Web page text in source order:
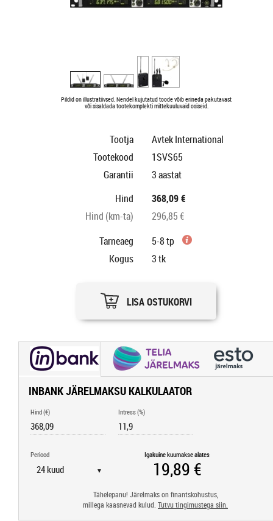
Pildid on illustratiivsed. Nendel kujutatud toode võib erineda pakutavast
või sisaldada tootekomplekti mittekuuluvaid osiseid.
Tootja
Avtek International
Tootekood
1SVS65
Garantii
3 aastat
Hind
368,09 €
Hind (km-ta)
296,85 €
Tarneaeg
5-8 tp
Kogus
3tk
LISA OSTUKORVI
INBANK JÄRELMAKSU KALKULAATOR
Hind (€) Intress (%)
Periood
▼
Igakuine kuumakse alates
Tähelepanu! Järelmaks on finantskohustus,
millega kaasnevad kulud. Tutvu tingimustega siin.